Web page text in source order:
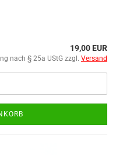
19,00 EUR
nach § 25a UStG zzgl. Versand